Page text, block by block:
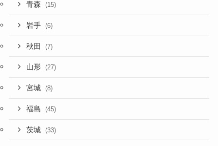
青森 (15)
岩手 (6)
秋田 (7)
山形 (27)
宮城 (8)
福島 (45)
茨城 (33)